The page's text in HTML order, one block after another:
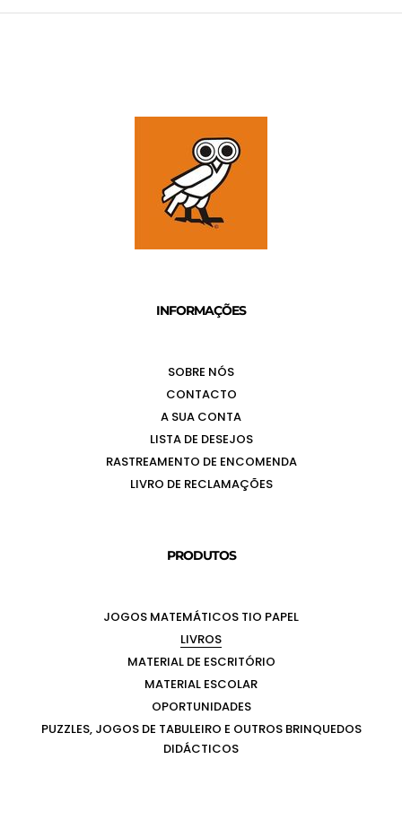
INFORMAÇÕES
SOBRE NÓS
CONTACTO
A SUA CONTA
LISTA DE DESEJOS
RASTREAMENTO DE ENCOMENDA
LIVRO DE RECLAMAÇÕES
PRODUTOS
JOGOS MATEMÁTICOS TIO PAPEL
LIVROS
MATERIAL DE ESCRITÓRIO
MATERIAL ESCOLAR
OPORTUNIDADES
PUZZLES, JOGOS DE TABULEIRO E OUTROS BRINQUEDOS
DIDÁCTICOS